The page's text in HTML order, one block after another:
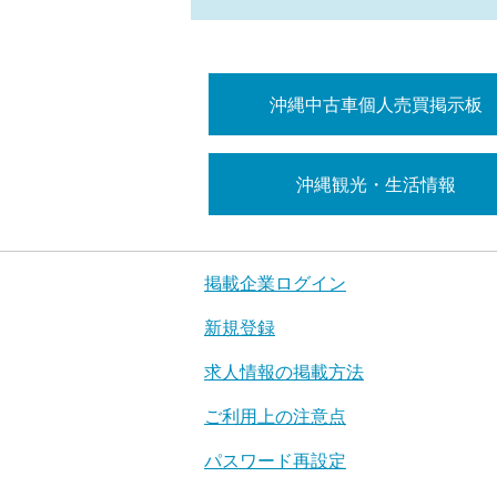
沖縄中古車個人売買掲示板
沖縄観光・生活情報
掲載企業ログイン
新規登録
求人情報の掲載方法
ご利用上の注意点
パスワード再設定